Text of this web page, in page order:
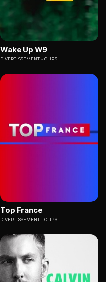
Wake Up W9
DIVERTISSEMENT CLIPS
Top France
DIVERTISSEMENT CLIPS